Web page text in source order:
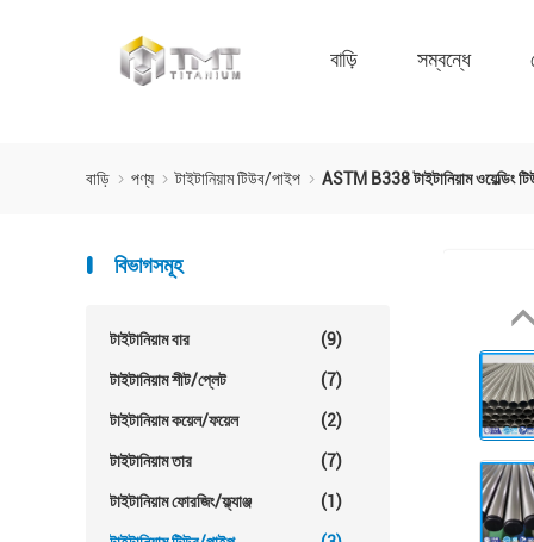
বাড়ি সম্বন্ধে
বাড়ি পণ্য টাইটানিয়াম টিউব/পাইপ ASTM B338 টাইটানিয়াম ওয়েল্ডিং
বিভাগসমূহ
টাইটানিয়াম বার (9)
টাইটানিয়াম শীট/প্লেট (7)
টাইটানিয়াম কয়েল/ফয়েল (2)
টাইটানিয়াম তার (7)
টাইটানিয়াম ফোরজিং/ফ্ল্যাঞ্জ (1)